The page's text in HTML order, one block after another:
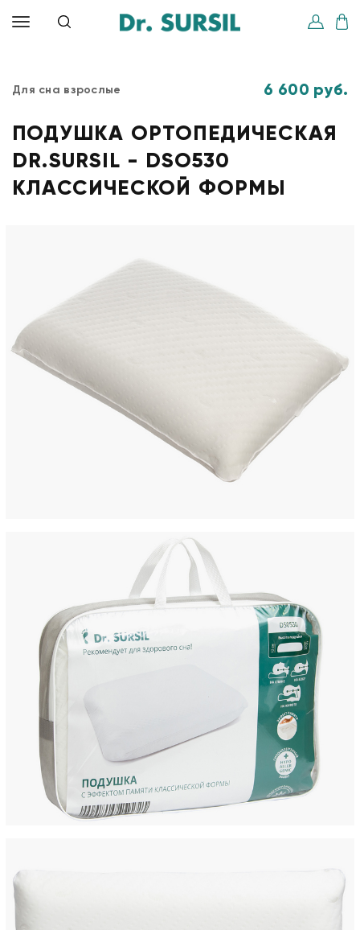
Для сна взрослые 6 600 руб.
ПОДУШКА ОРТОПЕДИЧЕСКАЯ
DR.SURSIL - DSO530
КЛАССИЧЕСКОЙ ФОРМЫ